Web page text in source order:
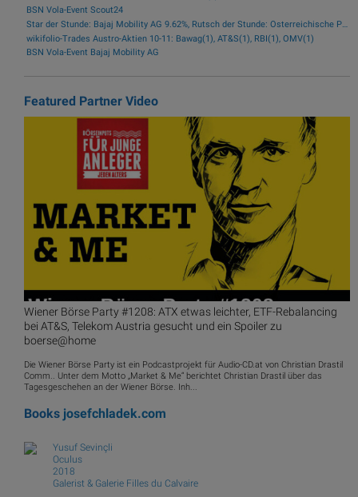
BSN Vola-Event Scout24
Star der Stunde: Bajaj Mobility AG 9.62%, Rutsch der Stunde: Österreichische Post -1.97%
wikifolio-Trades Austro-Aktien 10-11: Bawag(1), AT&S(1), RBI(1), OMV(1)
BSN Vola-Event Bajaj Mobility AG
Featured Partner Video
Wiener Börse Party #1208: ATX etwas leichter, ETF-Rebalancing
bei AT&S, Telekom Austria gesucht und ein Spoiler zu
boerse@home
Die Wiener Börse Party ist ein Podcastprojekt für Audio-CD.at von Christian Drastil
Comm.. Unter dem Motto „Market & Me“ berichtet Christian Drastil über das
Tagesgeschehen an der Wiener Börse. Inh...
Books josefchladek.com
Yusuf Sevinçli
Oculus
2018
Galerist & Galerie Filles du Calvaire